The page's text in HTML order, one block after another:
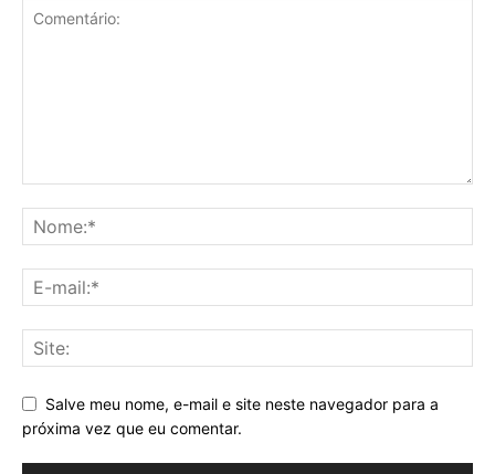
Salve meu nome, e-mail e site neste navegador para a
próxima vez que eu comentar.